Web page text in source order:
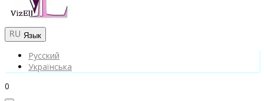
Язык
Русский
Українська
0